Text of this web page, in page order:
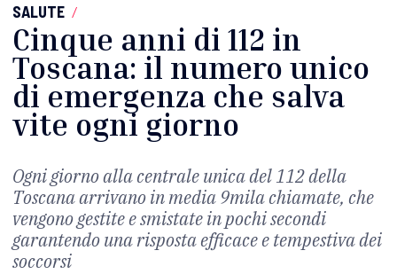
SALUTE /
Cinque anni di 112 in
Toscana: il numero unico
di emergenza che salva
vite ogni giorno
Ogni giorno alla centrale unica del 112 della
Toscana arrivano in media 9mila chiamate, che
vengono gestite e smistate in pochi secondi
garantendo una risposta efficace e tempestiva dei
soccorsi